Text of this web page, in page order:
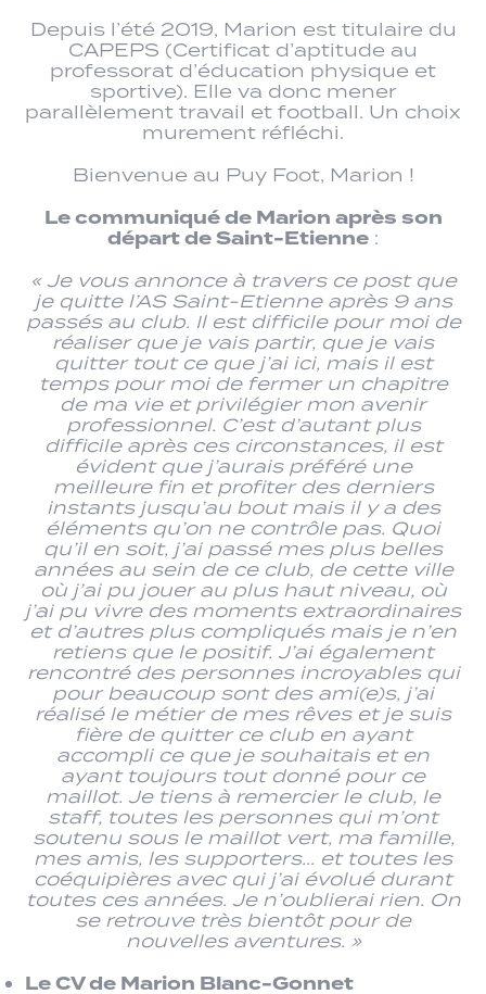
Depuis l’été 2019, Marion est titulaire du
CAPEPS (Certificat d’aptitude au
professorat d’éducation physique et
sportive). Elle va donc mener
parallèlement travail et football. Un choix
murement réfléchi.
Bienvenue au Puy Foot, Marion !
Le communiqué de Marion après son
départ de Saint-Etienne :
« Je vous annonce à travers ce post que
je quitte l’AS Saint-Etienne après 9 ans
passés au club. Il est difficile pour moi de
réaliser que je vais partir, que je vais
quitter tout ce que j’ai ici, mais il est
temps pour moi de fermer un chapitre
de ma vie et privilégier mon avenir
professionnel. C’est d’autant plus
difficile après ces circonstances, il est
évident que j’aurais préféré une
meilleure fin et profiter des derniers
instants jusqu’au bout mais il y a des
éléments qu’on ne contrôle pas. Quoi
qu’il en soit, j’ai passé mes plus belles
années au sein de ce club, de cette ville
où j’ai pu jouer au plus haut niveau, où
j’ai pu vivre des moments extraordinaires
et d’autres plus compliqués mais je n’en
retiens que le positif. J’ai également
rencontré des personnes incroyables qui
pour beaucoup sont des ami(e)s, j’ai
réalisé le métier de mes rêves et je suis
fière de quitter ce club en ayant
accompli ce que je souhaitais et en
ayant toujours tout donné pour ce
maillot. Je tiens à remercier le club, le
staff, toutes les personnes qui m’ont
soutenu sous le maillot vert, ma famille,
mes amis, les supporters… et toutes les
coéquipières avec qui j’ai évolué durant
toutes ces années. Je n’oublierai rien. On
se retrouve très bientôt pour de
nouvelles aventures. »
Le CV de Marion Blanc-Gonnet